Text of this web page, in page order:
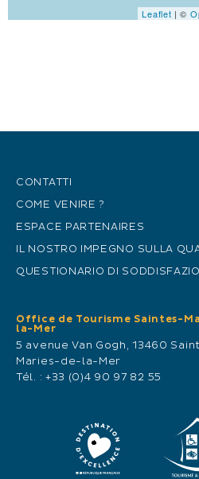
Leaflet | ©
CONTATTI
COME VENIRE ?
ESPACE PARTENAIRES
IL NOSTRO IMPEGNO SULLA
QUESTIONARIO DI
Office de Tourisme Saintes-
la-Mer
5 avenue Van Gogh, 13460
Maries-de-la-Mer
Tél. : +33 (0)4 90 97 82 55